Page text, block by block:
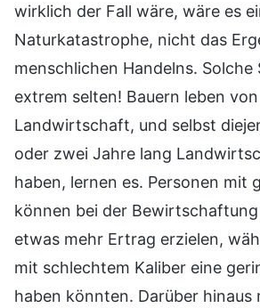
wirklich der Fall wäre, wäre es
Naturkatastrophe, nicht das
menschlichen Handelns. Solche
extrem selten! Bauern leben
Landwirtschaft, und selbst
oder zwei Jahre lang
haben, lernen es. Personen mit
können bei der
etwas mehr Ertrag erzielen,
mit schlechtem Kaliber eine
haben könnten. Darüber hinaus